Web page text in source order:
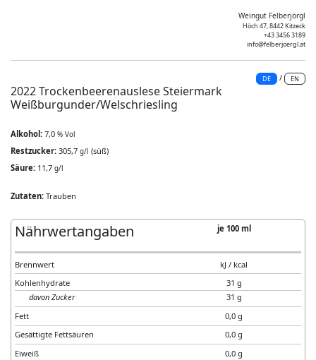
Weingut Felberjörgl
Höch 47, 8442 Kitzeck
+43 3456 3189
info@felberjoergl.at
DE / EN
2022 Trockenbeerenauslese Steiermark
Weißburgunder/Welschriesling
Alkohol: 7,0 % Vol
Restzucker: 305,7 g/l (süß)
Säure: 11,7 g/l
Zutaten: Trauben
Nährwertangaben je 100 ml
Brennwert
kJ / kcal
Kohlenhydrate
31 g
davon Zucker
31 g
Fett
0,0 g
Gesättigte Fettsäuren
0,0 g
Eiweiß
0,0 g